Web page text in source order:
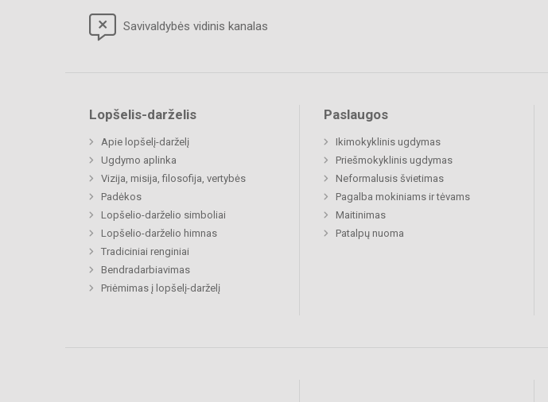
Savivaldybės vidinis kanalas
Lopšelis-darželis
Apie lopšelį-darželį
Ugdymo aplinka
Vizija, misija, filosofija, vertybės
Padėkos
Lopšelio-darželio simboliai
Lopšelio-darželio himnas
Tradiciniai renginiai
Bendradarbiavimas
Priėmimas į lopšelį-darželį
Paslaugos
Ikimokyklinis ugdymas
Priešmokyklinis ugdymas
Neformalusis švietimas
Pagalba mokiniams ir tėvams
Maitinimas
Patalpų nuoma